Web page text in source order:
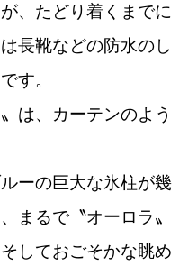
、たどり着くまでに
長靴などの防水のし
す。
は、カーテンのよう
ーの巨大な氷柱が幾
まるで〝オーロラ〟
しておごそかな眺め